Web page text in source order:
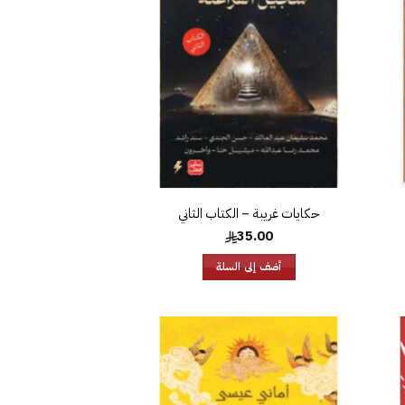
حكايات غريبة – الكتاب الثاني
35.00
أضف إلى السلة
إلى
إضافة
إلى
قائمة